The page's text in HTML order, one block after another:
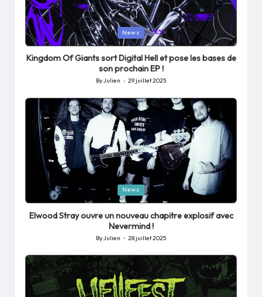
Posted
in
News
Kingdom Of Giants sort Digital Hell et pose les bases de
son prochain EP !
Posted
ByJulien 29 juillet 2025
Posted
in
News
Elwood Stray ouvre un nouveau chapitre explosif avec
Nevermind !
Posted
ByJulien 28 juillet 2025